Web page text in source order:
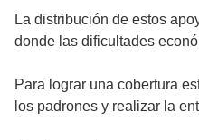
La distribución de estos
donde las dificultades
Para lograr una cobertura
los padrones y realizar la